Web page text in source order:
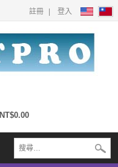
註冊 登入
NT$0.00